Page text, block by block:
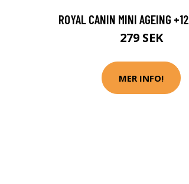
ROYAL CANIN MINI AGEING
279 SEK
MER INFO!